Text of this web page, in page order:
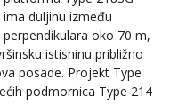
ima duljinu između
perpendikulara oko 70 m,
istisninu približno
posade. Projekt Type
podmornica Type 214